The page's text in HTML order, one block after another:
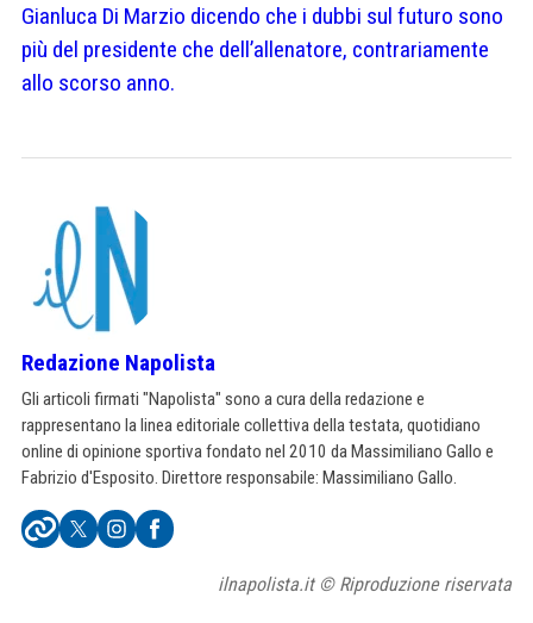
Gianluca Di Marzio dicendo che i dubbi sul futuro sono
più del presidente che dell’allenatore, contrariamente
allo scorso anno.
Redazione Napolista
Gli articoli firmati "Napolista" sono a cura della redazione e
rappresentano la linea editoriale collettiva della testata, quotidiano
online di opinione sportiva fondato nel 2010 da Massimiliano Gallo e
Fabrizio d'Esposito. Direttore responsabile: Massimiliano Gallo.
ilnapolista.it © Riproduzione riservata